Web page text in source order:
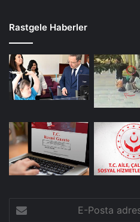
Rastgele Haberler
Posta